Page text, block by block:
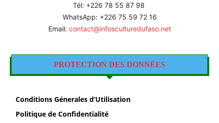
Tél: +226 78 55 87 98
WhatsApp: +226 75 59 72 16
Email: contact@infosculturedufaso.net
PROTECTION DES DONNÉES
Conditions Génerales d’Utilisation
Politique de Confidentialité